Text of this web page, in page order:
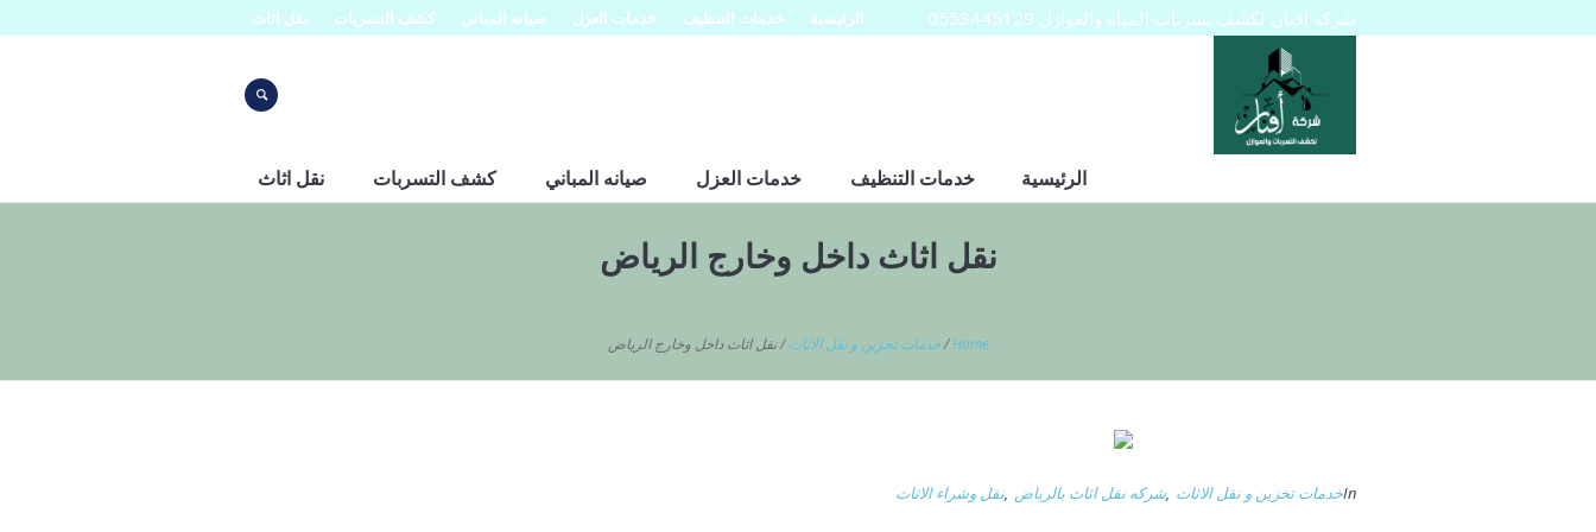
الرئيسية خدمات التنظيف خدمات العزل صيانه المباني كشف التسربات نقل اثاث شركة أفنان لكشف تسربات المياه والعوازل 0553445129
الرئيسية خدمات التنظيف خدمات العزل صيانه المباني كشف التسربات نقل اثاث
نقل اثاث داخل وخارج الرياض
Home
/خدمات تخزين و نقل الاثاث /نقل اثاث داخل وخارج الرياض
Inخدمات تخزين و نقل الاثاث ,شركه نقل اثاث بالرياض ,نقل وشراء الاثاث